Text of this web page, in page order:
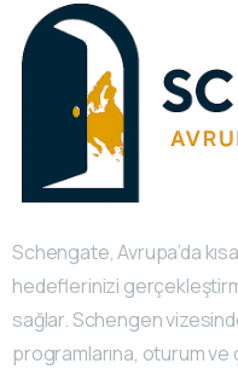
Schengate, Avrupa’da
hedeflerinizi
sağlar. Schengen
programlarına, oturum ve